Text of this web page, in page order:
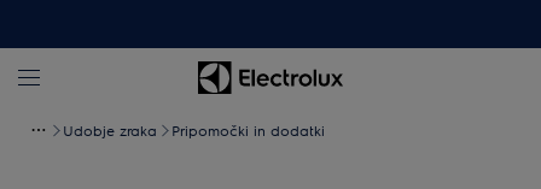
Udobje zraka Pripomočki in dodatki